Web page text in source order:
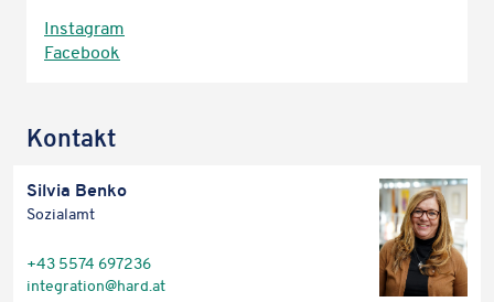
Insta­gram
Face­book
Kontakt
Silvia Benko
Sozi­al­amt
+43 5574 697236
integration@​hard.​at